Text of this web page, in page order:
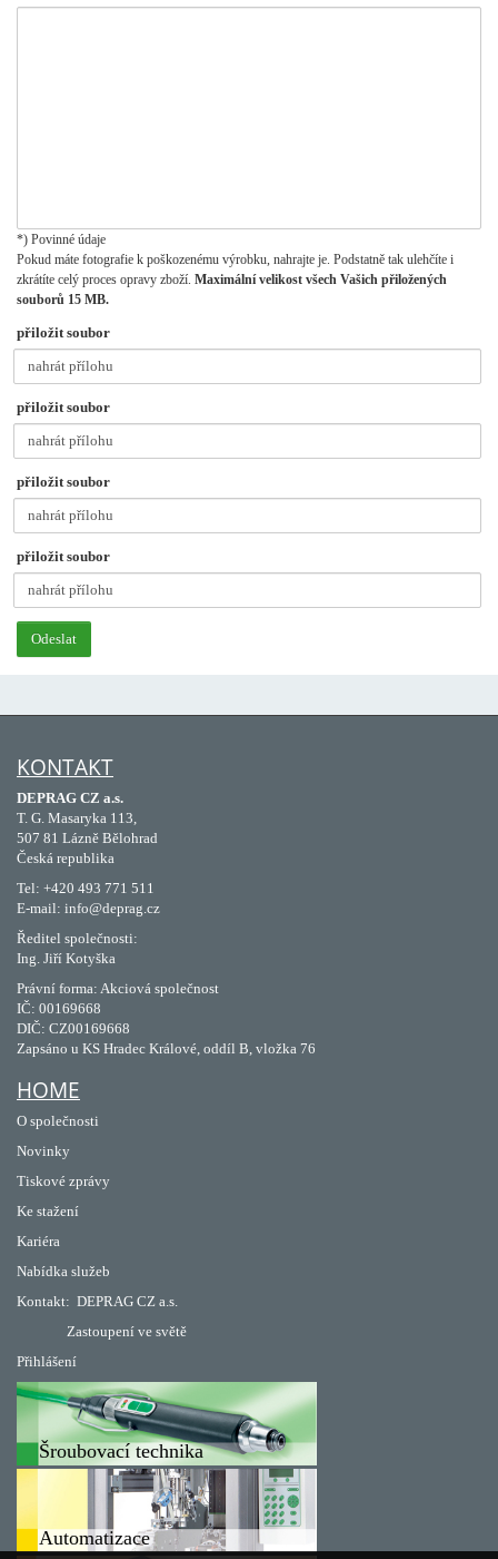
*) Povinné údaje
Pokud máte fotografie k poškozenému výrobku, nahrajte je. Podstatně tak ulehčíte i
zkrátíte celý proces opravy zboží. Maximální velikost všech Vašich přiložených
souborů 15 MB.
přiložit soubor
nahrát přílohu
přiložit soubor
nahrát přílohu
přiložit soubor
nahrát přílohu
přiložit soubor
nahrát přílohu
KONTAKT
DEPRAG CZ a.s.
T. G. Masaryka 113,
507 81 Lázně Bělohrad
Česká republika
Tel: +420 493 771 511
E-mail: info@deprag.cz
Ředitel společnosti:
Ing. Jiří Kotyška
Právní forma: Akciová společnost
IČ: 00169668
DIČ: CZ00169668
Zapsáno u KS Hradec Králové, oddíl B, vložka 76
HOME
O společnosti
Novinky
Tiskové zprávy
Ke stažení
Kariéra
Nabídka služeb
Kontakt: DEPRAG CZ a.s.
Zastoupení ve světě
Přihlášení
Šroubovací technika
Automatizace